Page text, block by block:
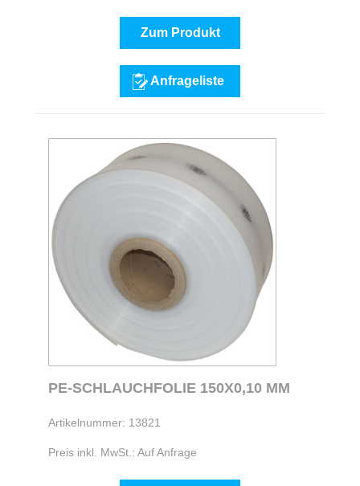
Zum Produkt
Anfrageliste
PE-SCHLAUCHFOLIE 150X0,10 MM
Artikelnummer: 13821
Preis inkl. MwSt.: Auf Anfrage